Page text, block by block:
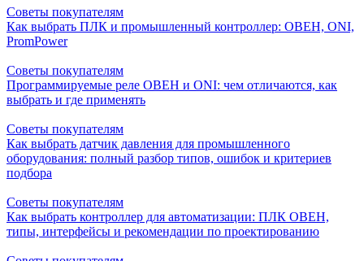
Советы покупателям
Как выбрать ПЛК и промышленный контроллер: ОВЕН, ONI,
PromPower
Советы покупателям
Программируемые реле ОВЕН и ONI: чем отличаются, как
выбрать и где применять
Советы покупателям
Как выбрать датчик давления для промышленного
оборудования: полный разбор типов, ошибок и критериев
подбора
Советы покупателям
Как выбрать контроллер для автоматизации: ПЛК ОВЕН,
типы, интерфейсы и рекомендации по проектированию